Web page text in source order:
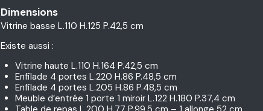
Dimensions
Vitrine basse L.110 H.125 P.42,5 cm
Existe aussi :
Vitrine haute L.110 H.164 P.42,5 cm
Enfilade 4 portes L.220 H.86 P.48,5 cm
Enfilade 4 portes L.205 H.86 P.48,5 cm
Meuble d’entrée 1 porte 1 miroir L.122 H.180 P.37,4 cm